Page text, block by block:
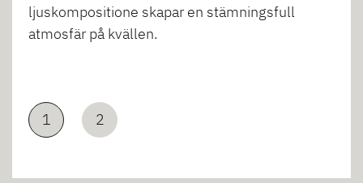
ljuskompositione skapar en stämningsfull
atmosfär på kvällen.
1 2